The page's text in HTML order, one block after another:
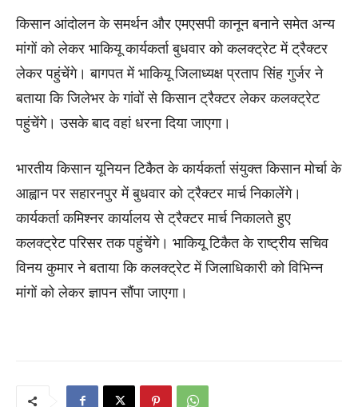
किसान आंदोलन के समर्थन और एमएसपी कानून बनाने समेत अन्य
मांगों को लेकर भाकियू कार्यकर्ता बुधवार को कलक्ट्रेट में ट्रैक्टर
लेकर पहुंचेंगे। बागपत में भाकियू जिलाध्यक्ष प्रताप सिंह गुर्जर ने
बताया कि जिलेभर के गांवों से किसान ट्रैक्टर लेकर कलक्ट्रेट
पहुंचेंगे। उसके बाद वहां धरना दिया जाएगा।
भारतीय किसान यूनियन टिकैत के कार्यकर्ता संयुक्त किसान मोर्चा के
आह्वान पर सहारनपुर में बुधवार को ट्रैक्टर मार्च निकालेंगे।
कार्यकर्ता कमिश्नर कार्यालय से ट्रैक्टर मार्च निकालते हुए
कलक्ट्रेट परिसर तक पहुंचेंगे। भाकियू टिकैत के राष्ट्रीय सचिव
विनय कुमार ने बताया कि कलक्ट्रेट में जिलाधिकारी को विभिन्न
मांगों को लेकर ज्ञापन सौंपा जाएगा।